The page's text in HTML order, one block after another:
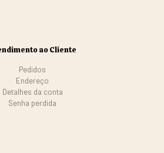
ao Cliente
Pedidos
Endereço
Detalhes da conta
Senha perdida